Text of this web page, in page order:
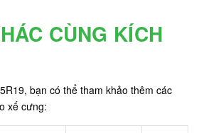
CÙNG KÍCH
bạn có thể tham khảo thêm các
xế cưng: